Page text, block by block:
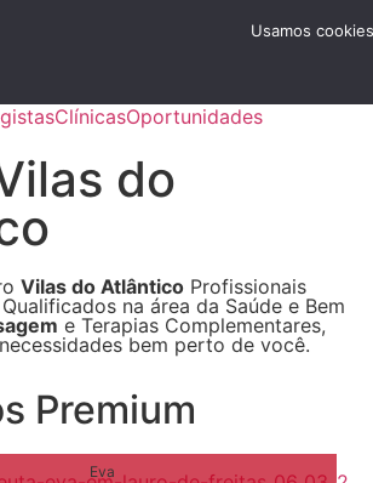
ClínicasOportunidades
do
Vilas do Atlântico Profissionais
na área da Saúde e Bem
e Terapias Complementares,
bem perto de você.
Premium
Eva
Usamos